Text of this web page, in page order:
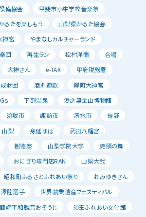
備協会
甲斐市小中学校音楽祭
るたを楽しもう
山梨県かるた協会
神宮
やまなしカルチャーランド
団
再生ラン 松村洋蘭
合唱
大神さん e-TAX
甲府税務署
財団
酒折連歌
柳町大神宮
ｓ
下部温泉
湯之奥金山博物館
須坂市 諏訪市 清水市
長野
山梨 身延ゆば
武田八幡宮
樹徳祭 山梨学院大学
虎頭の舞
おにぎり専門店RAN
山県大弐
昭和町ふるさとふれあい祭り
おみゆきさん
陸選手
世界農業遺産フェスティバル
韮崎平和観音おそうじ
須玉ふれあい文化館